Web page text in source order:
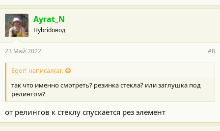
Ayrat_N
Hybridовод
23 Май 2022 #8
Egor! написал(а):
так что именно смотреть? резинка стекла? или заглушка под
релингом?
от релингов к стеклу спускается рез элемент